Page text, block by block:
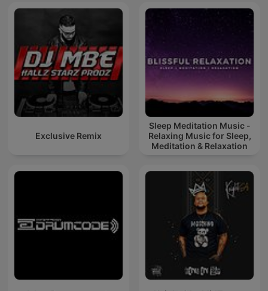
Exclusive Remix
Sleep Meditation Music -
Relaxing Music for Sleep,
Meditation & Relaxation